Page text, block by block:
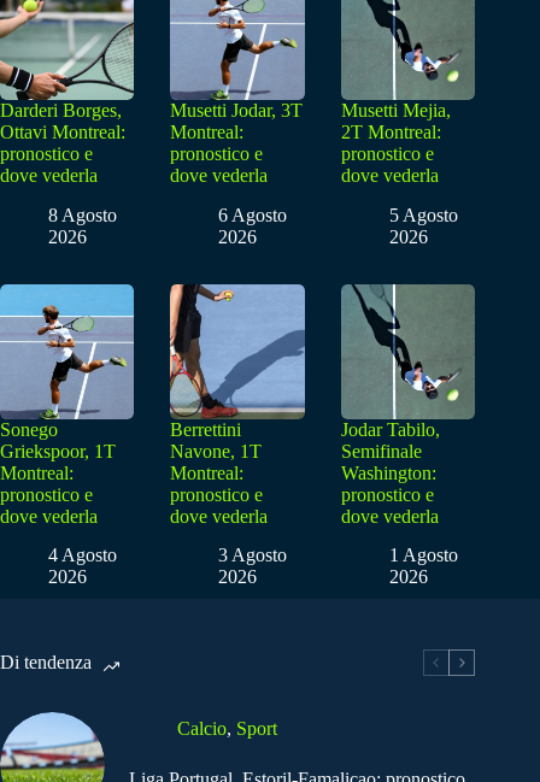
Darderi Borges,
Ottavi Montreal:
pronostico e
dove vederla
8 Agosto
2026
Musetti Jodar, 3T
Montreal:
pronostico e
dove vederla
6 Agosto
2026
Musetti Mejia,
2T Montreal:
pronostico e
dove vederla
5 Agosto
2026
Sonego
Griekspoor, 1T
Montreal:
pronostico e
dove vederla
4 Agosto
2026
Berrettini
Navone, 1T
Montreal:
pronostico e
dove vederla
3 Agosto
2026
Jodar Tabilo,
Semifinale
Washington:
pronostico e
dove vederla
1 Agosto
2026
Di tendenza
Calcio, Sport